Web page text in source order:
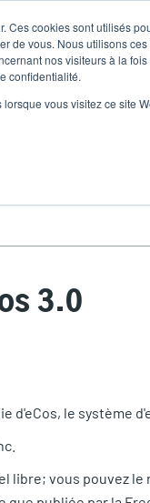
Ces cookies sont utilisés
de vous. Nous utilisons
nos visiteurs à la
confidentialité.
vous visitez ce site
3.0
d'eCos, le système
libre; vous pouvez